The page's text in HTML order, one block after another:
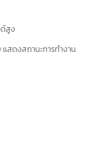
สูง
แสดงสถานะการทำงาน